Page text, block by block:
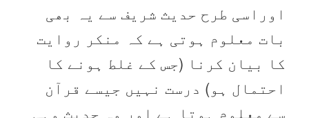
اوراسی طرح حدیث شریف سے یہ بھی
بات معلوم ہوتی ہے کہ منکر روایت
کا بیان کرنا (جس کے غلط ہونے کا
احتمال ہو) درست نہیں جیسے قرآن
سے معلوم ہوتا ہے اور وہ حدیث وہی